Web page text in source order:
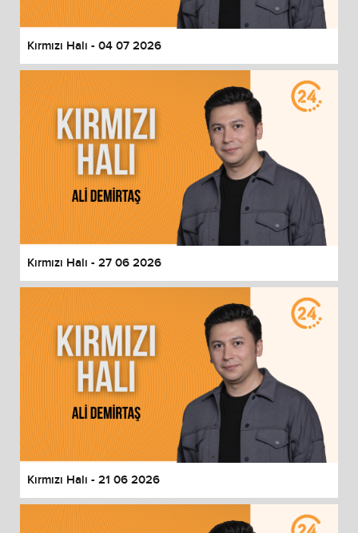
Kırmızı Halı - 04 07 2026
Kırmızı Halı - 27 06 2026
Kırmızı Halı - 21 06 2026